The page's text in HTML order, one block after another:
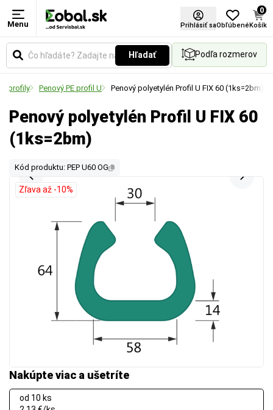
Menu Prihlásiť saObľúbené
0
Košík
Hľadať Podľa rozmerov
profily Penový PE profil U Penový polyetylén Profil U FIX 60 (1ks=2bm)
Penový polyetylén Profil U FIX 60
(1ks=2bm)
Kód produktu: PEP U60 OG
Nakúpte viac a ušetríte
od 10 ks
Zľava až -10%